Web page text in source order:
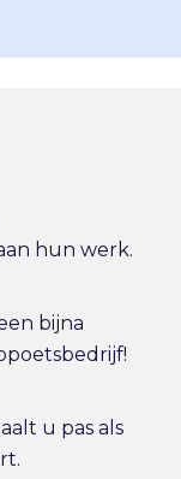
hun werk.
bijna
u pas als